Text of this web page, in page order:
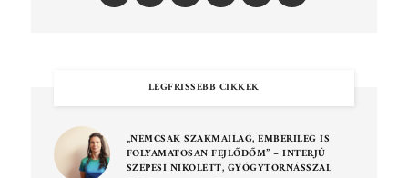
LEGFRISSEBB CIKKEK
„NEMCSAK SZAKMAILAG, EMBERILEG IS
FOLYAMATOSAN FEJLŐDŐM” – INTERJÚ
SZEPESI NIKOLETT, GYÓGYTORNÁSSZAL